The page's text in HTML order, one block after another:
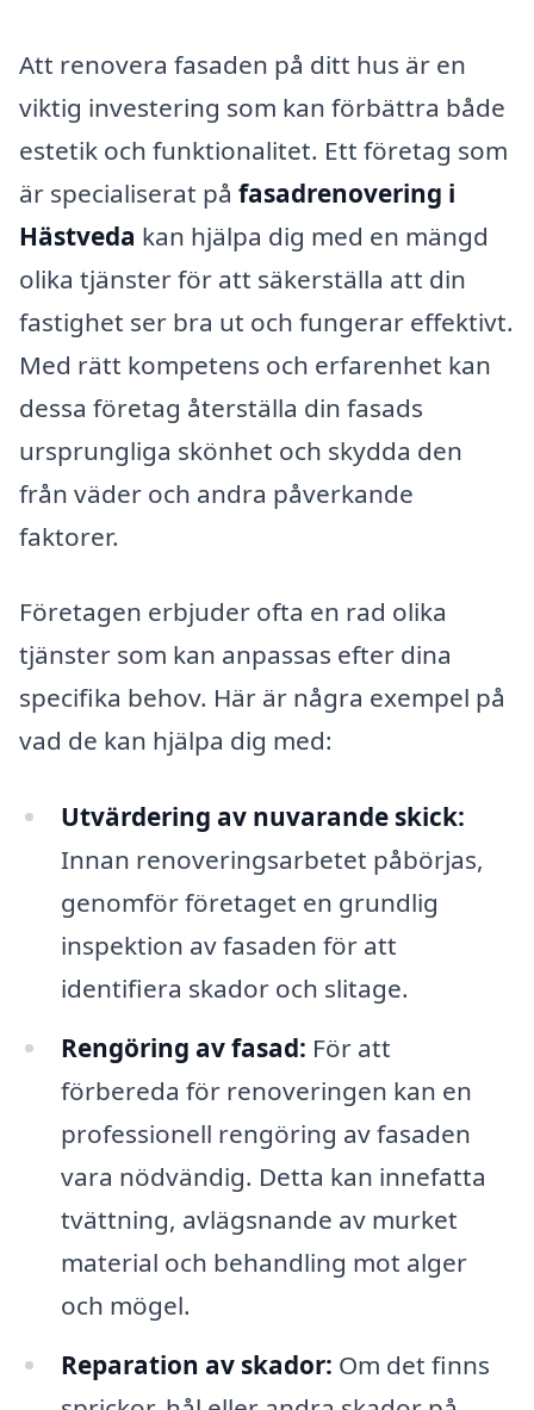
Att renovera fasaden på ditt hus är en
viktig investering som kan förbättra både
estetik och funktionalitet. Ett företag som
är specialiserat på fasadrenovering i
Hästveda kan hjälpa dig med en mängd
olika tjänster för att säkerställa att din
fastighet ser bra ut och fungerar effektivt.
Med rätt kompetens och erfarenhet kan
dessa företag återställa din fasads
ursprungliga skönhet och skydda den
från väder och andra påverkande
faktorer.
Företagen erbjuder ofta en rad olika
tjänster som kan anpassas efter dina
specifika behov. Här är några exempel på
vad de kan hjälpa dig med:
Utvärdering av nuvarande skick:
Innan renoveringsarbetet påbörjas,
genomför företaget en grundlig
inspektion av fasaden för att
identifiera skador och slitage.
Rengöring av fasad: För att
förbereda för renoveringen kan en
professionell rengöring av fasaden
vara nödvändig. Detta kan innefatta
tvättning, avlägsnande av murket
material och behandling mot alger
och mögel.
Reparation av skador: Om det finns